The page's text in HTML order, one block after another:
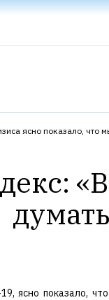
ясно показало, что
ясно показало,